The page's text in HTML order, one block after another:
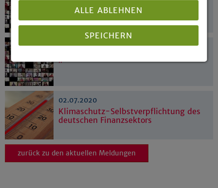
03.07.2020
02.07.2020
Klimaschutz-Selbstverpflichtung des
deutschen Finanzsektors
zurück zu den aktuellen Meldungen
ALLE ABLEHNEN
SPEICHERN